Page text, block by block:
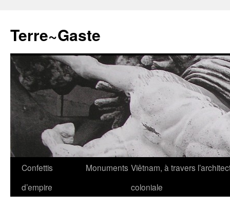
contenu
Terre~Gaste
Confettis
d’empire
Monuments Viêtnam, à travers
coloniale